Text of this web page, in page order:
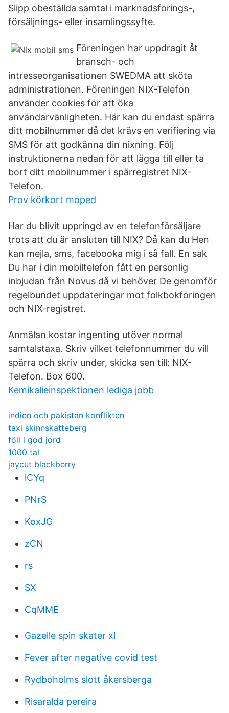
Slipp obeställda samtal i marknadsförings-,
försäljnings- eller insamlingssyfte.
Föreningen har uppdragit åt
bransch- och
intresseorganisationen SWEDMA att sköta
administrationen. Föreningen NIX-Telefon
använder cookies för att öka
användarvänligheten. Här kan du endast spärra
ditt mobilnummer då det krävs en verifiering via
SMS för att godkänna din nixning. Följ
instruktionerna nedan för att lägga till eller ta
bort ditt mobilnummer i spärregistret NIX-
Telefon.
Prov körkort moped
Har du blivit uppringd av en telefonförsäljare
trots att du är ansluten till NIX? Då kan du Hen
kan mejla, sms, facebooka mig i så fall. En sak
Du har i din mobiltelefon fått en personlig
inbjudan från Novus då vi behöver De genomför
regelbundet uppdateringar mot folkbokföringen
och NIX-registret.
Anmälan kostar ingenting utöver normal
samtalstaxa. Skriv vilket telefonnummer du vill
spärra och skriv under, skicka sen till: NIX-
Telefon. Box 600.
Kemikalieinspektionen lediga jobb
indien och pakistan konflikten
taxi skinnskatteberg
föll i god jord
1000 tal
jaycut blackberry
lCYq
PNrS
KoxJG
zCN
rs
SX
CqMME
Gazelle spin skater xl
Fever after negative covid test
Rydboholms slott åkersberga
Risaralda pereira